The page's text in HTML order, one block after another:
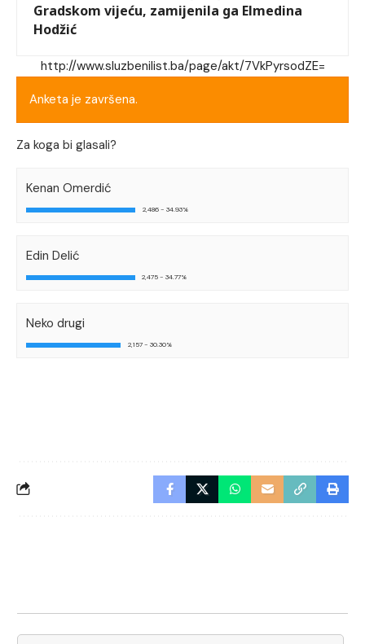
Gradskom vijeću, zamijenila ga Elmedina
Hodžić
http://www.sluzbenilist.ba/page/akt/7VkPyrsodZE=
Anketa je završena.
Za koga bi glasali?
Kenan Omerdić
2,486 - 34.93%
Edin Delić
2,475 - 34.77%
Neko drugi
2,157 - 30.30%